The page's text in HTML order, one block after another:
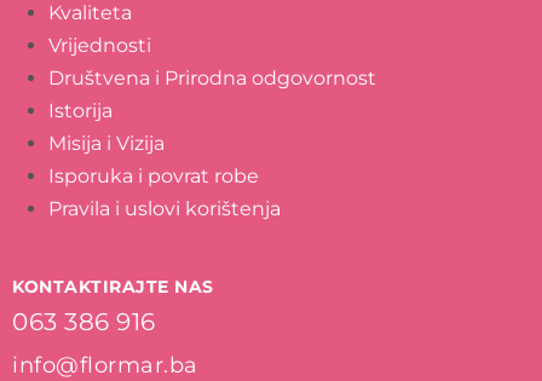
Kvaliteta
Vrijednosti
Društvena i Prirodna odgovornost
Istorija
Misija i Vizija
Isporuka i povrat robe
Pravila i uslovi korištenja
KONTAKTIRAJTE NAS
063 386 916
info@flormar.ba